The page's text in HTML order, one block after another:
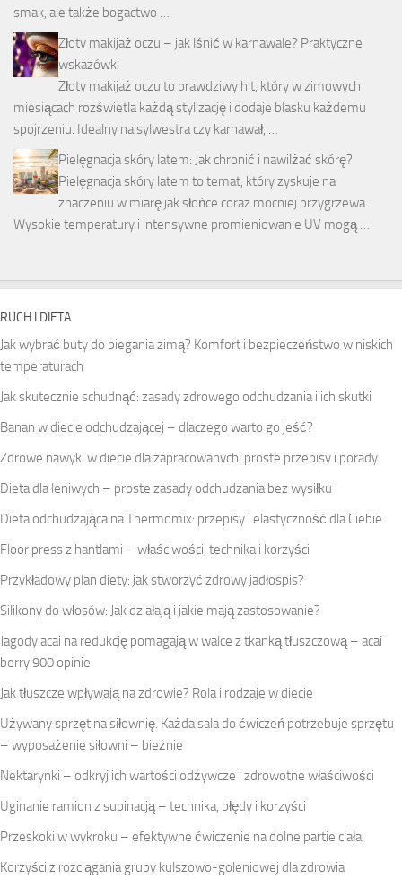
smak, ale także bogactwo …
Złoty makijaż oczu – jak lśnić w karnawale? Praktyczne
wskazówki
Złoty makijaż oczu to prawdziwy hit, który w zimowych
miesiącach rozświetla każdą stylizację i dodaje blasku każdemu
spojrzeniu. Idealny na sylwestra czy karnawał, …
Pielęgnacja skóry latem: Jak chronić i nawilżać skórę?
Pielęgnacja skóry latem to temat, który zyskuje na
znaczeniu w miarę jak słońce coraz mocniej przygrzewa.
Wysokie temperatury i intensywne promieniowanie UV mogą …
RUCH I DIETA
Jak wybrać buty do biegania zimą? Komfort i bezpieczeństwo w niskich
temperaturach
Jak skutecznie schudnąć: zasady zdrowego odchudzania i ich skutki
Banan w diecie odchudzającej – dlaczego warto go jeść?
Zdrowe nawyki w diecie dla zapracowanych: proste przepisy i porady
Dieta dla leniwych – proste zasady odchudzania bez wysiłku
Dieta odchudzająca na Thermomix: przepisy i elastyczność dla Ciebie
Floor press z hantlami – właściwości, technika i korzyści
Przykładowy plan diety: jak stworzyć zdrowy jadłospis?
Silikony do włosów: Jak działają i jakie mają zastosowanie?
Jagody acai na redukcję pomagają w walce z tkanką tłuszczową – acai
berry 900 opinie.
Jak tłuszcze wpływają na zdrowie? Rola i rodzaje w diecie
Używany sprzęt na siłownię. Każda sala do ćwiczeń potrzebuje sprzętu
– wyposażenie siłowni – bieżnie
Nektarynki – odkryj ich wartości odżywcze i zdrowotne właściwości
Uginanie ramion z supinacją – technika, błędy i korzyści
Przeskoki w wykroku – efektywne ćwiczenie na dolne partie ciała
Korzyści z rozciągania grupy kulszowo-goleniowej dla zdrowia